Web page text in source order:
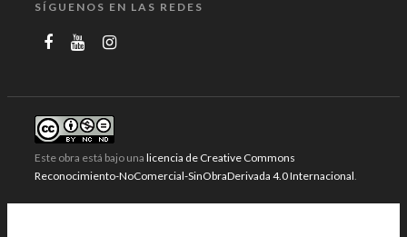
SÍGUENOS EN LAS REDES
Este obra está bajo una licencia de Creative Commons
Reconocimiento-NoComercial-SinObraDerivada 4.0 Internacional.